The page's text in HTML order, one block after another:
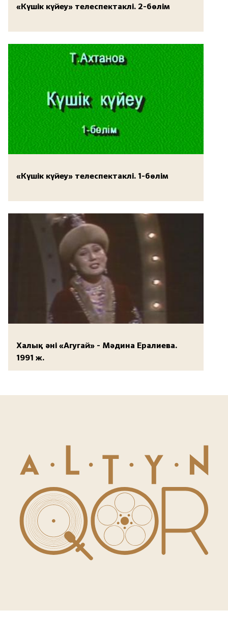
«Күшік күйеу» телеспектаклі. 2-бөлім
«Күшік күйеу» телеспектаклі. 1-бөлім
Халық әні «Агугай» - Мәдина Ералиева.
1991 ж.